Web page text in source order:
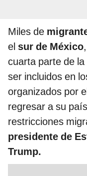
Miles de
el sur de México
cuarta parte de
ser incluidos en
organizados por
regresar a su
restricciones
presidente de
Trump.